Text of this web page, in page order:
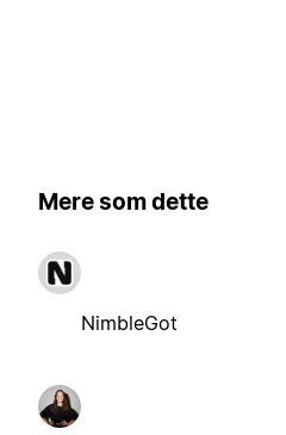
Mere som dette
NimbleGot